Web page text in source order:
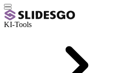
KI-Tools